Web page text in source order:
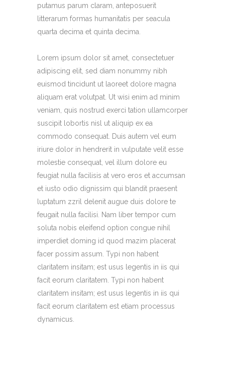
putamus parum claram, anteposuerit
litterarum formas humanitatis per seacula
quarta decima et quinta decima.
Lorem ipsum dolor sit amet, consectetuer
adipiscing elit, sed diam nonummy nibh
euismod tincidunt ut laoreet dolore magna
aliquam erat volutpat. Ut wisi enim ad minim
veniam, quis nostrud exerci tation ullamcorper
suscipit lobortis nisl ut aliquip ex ea
commodo consequat. Duis autem vel eum
iriure dolor in hendrerit in vulputate velit esse
molestie consequat, vel illum dolore eu
feugiat nulla facilisis at vero eros et accumsan
et iusto odio dignissim qui blandit praesent
luptatum zzril delenit augue duis dolore te
feugait nulla facilisi. Nam liber tempor cum
soluta nobis eleifend option congue nihil
imperdiet doming id quod mazim placerat
facer possim assum. Typi non habent
claritatem insitam; est usus legentis in iis qui
facit eorum claritatem. Typi non habent
claritatem insitam; est usus legentis in iis qui
facit eorum claritatem est etiam processus
dynamicus.